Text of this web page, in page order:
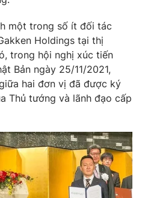
một trong số ít đối tác
Holdings tại thị
trong hội nghị xúc tiến
Bản ngày 25/11/2021,
hai đơn vị đã được ký
Thủ tướng và lãnh đạo cấp